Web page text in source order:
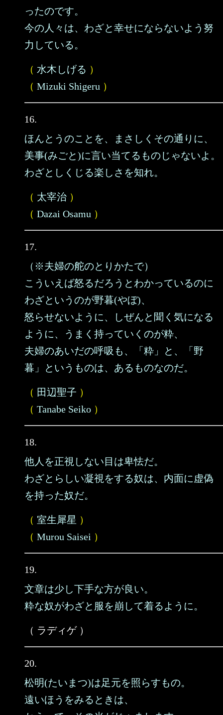
ったのです。
今の人々は、わざと幸せにならないよう努
力している。
（ 水木しげる ）
（ Mizuki Shigeru ）
16.
ほんとうのことを、まさしくその通りに、
美事(みごと)に言い当てるものじゃないよ。
わざとしくじる楽しさを知れ。
（ 太宰治 ）
（ Dazai Osamu ）
17.
（※夫婦の舵のとりかたで）
こういえば怒るだろうとわかっているのに
わざというのが野暮(やぼ)、
怒らせないように、しぜんと聞く気になる
ように、うまく持っていくのが粋、
夫婦のあいだの呼吸も、「粋」と、「野
暮」というものは、あるものなのだ。
（ 田辺聖子 ）
（ Tanabe Seiko ）
18.
他人を正視しない目は卑怯だ。
わざとらしい凝視をする奴は、内面に虚偽
を持った奴だ。
（ 室生犀星 ）
（ Murou Saisei ）
19.
文章は少し下手な方が良い。
粋な奴がわざと服を崩して着るように。
（ ラディゲ ）
20.
松明(たいまつ)は足元を照らすもの。
遠いほうをみるときは、